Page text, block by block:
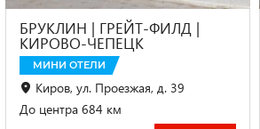
БРУКЛИН | ГРЕЙТ-ФИЛД |
КИРОВО-ЧЕПЕЦК
МИНИ ОТЕЛИ
Киров, ул. Проезжая, д. 39
До центра 684 км